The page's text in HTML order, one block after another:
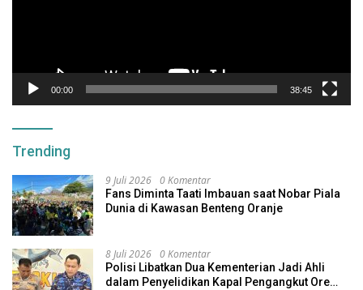
00:00 38:45
Trending
9 Juli 2026 0 Komentar
Fans Diminta Taati Imbauan saat Nobar Piala
Dunia di Kawasan Benteng Oranje
8 Juli 2026 0 Komentar
Polisi Libatkan Dua Kementerian Jadi Ahli
dalam Penyelidikan Kapal Pengangkut Ore